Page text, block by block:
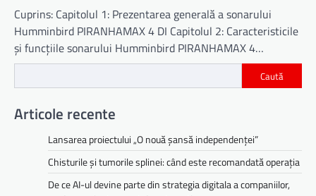
Cuprins: Capitolul 1: Prezentarea generală a sonarului
Humminbird PIRANHAMAX 4 DI Capitolul 2: Caracteristicile
și funcțiile sonarului Humminbird PIRANHAMAX 4…
Caută
Articole recente
Lansarea proiectului „O nouă șansă independenței”
Chisturile și tumorile splinei: când este recomandată operația
De ce AI-ul devine parte din strategia digitala a companiilor,